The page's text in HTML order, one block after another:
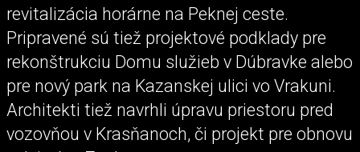
revitalizácia horárne na Peknej ceste.
Pripravené sú tiež projektové podklady pre
rekonštrukciu Domu služieb v Dúbravke alebo
pre nový park na Kazanskej ulici vo Vrakuni.
Architekti tiež navrhli úpravu priestoru pred
vozovňou v Krasňanoch, či projekt pre obnovu